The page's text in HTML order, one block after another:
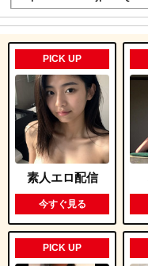
詳しく見る
詳しく見る
生オナ配信
PICK UP
素人エロ配信
今すぐ見る
PICK UP